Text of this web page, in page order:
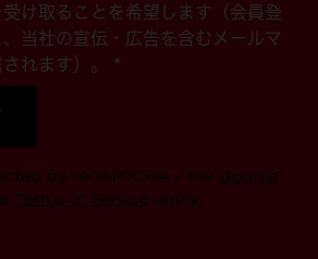
け取ることを希望します（会員登
当社の宣伝・広告を含むメールマ
れます）。 *
by reCAPTCHA - the Google
Terms of Service apply.